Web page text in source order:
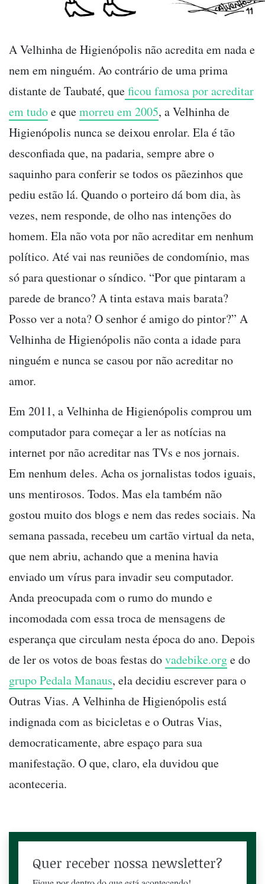
A Velhinha de Higienópolis não acredita em nada e
nem em ninguém. Ao contrário de uma prima
distante de Taubaté, queficou famosa por acreditar
em tudoe quemorreu em 2005, a Velhinha de
Higienópolis nunca se deixou enrolar. Ela é tão
desconfiada que, na padaria, sempre abre o
saquinho para conferir se todos os pãezinhos que
pediu estão lá. Quando o porteiro dá bom dia, às
vezes, nem responde, de olho nas intenções do
homem. Ela não vota por não acreditar em nenhum
político. Até vai nas reuniões de condomínio, mas
só para questionar o síndico. “Por que pintaram a
parede de branco? A tinta estava mais barata?
Posso ver a nota? O senhor é amigo do pintor?” A
Velhinha de Higienópolis não conta a idade para
ninguém e nunca se casou por não acreditar no
amor.
Em 2011, a Velhinha de Higienópolis comprou um
computador para começar a ler as notícias na
internet por não acreditar nas TVs e nos jornais.
Em nenhum deles. Acha os jornalistas todos iguais,
uns mentirosos. Todos. Mas ela também não
gostou muito dos blogs e nem das redes sociais. Na
semana passada, recebeu um cartão virtual da neta,
que nem abriu, achando que a menina havia
enviado um vírus para invadir seu computador.
Anda preocupada com o rumo do mundo e
incomodada com essa troca de mensagens de
esperança que circulam nesta época do ano. Depois
de ler os votos de boas festas dovadebike.orge do
grupo Pedala Manaus, ela decidiu escrever para o
Outras Vias. A Velhinha de Higienópolis está
indignada com as bicicletas e o Outras Vias,
democraticamente, abre espaço para sua
manifestação. O que, claro, ela duvidou que
aconteceria.
Quer receber nossa newsletter?